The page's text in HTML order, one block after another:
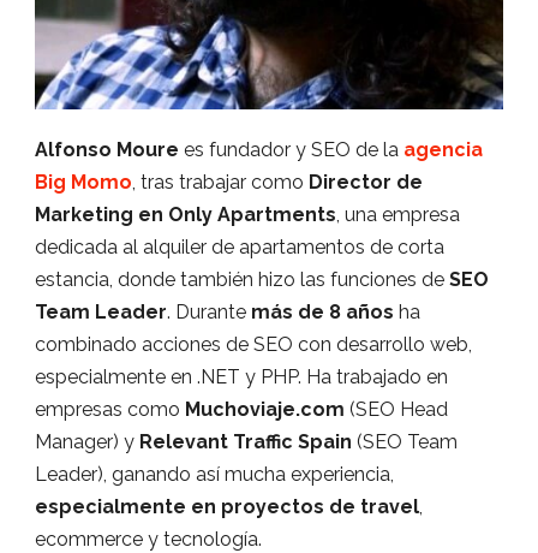
Alfonso Moure es fundador y SEO de la agencia
Big Momo, tras trabajar como Director de
Marketing en Only Apartments, una empresa
dedicada al alquiler de apartamentos de corta
estancia, donde también hizo las funciones de SEO
Team Leader. Durante más de 8 años ha
combinado acciones de SEO con desarrollo web,
especialmente en .NET y PHP. Ha trabajado en
empresas como Muchoviaje.com (SEO Head
Manager) y Relevant Traffic Spain (SEO Team
Leader), ganando así mucha experiencia,
especialmente en proyectos de travel,
ecommerce y tecnología.